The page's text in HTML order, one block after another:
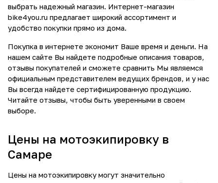
выбрать надежный магазин. Интернет-магазин
bike4you.ru предлагает широкий ассортимент и
удобство покупки прямо из дома.
Покупка в интернете экономит Ваше время и деньги. На
нашем сайте Вы найдете подробные описания товаров,
отзывы покупателей и сможете сравнить Мы являемся
официальным представителем ведущих брендов, и у нас
Вы всегда найдете сертифицированную продукцию.
Читайте отзывы, чтобы быть уверенными в своем
выборе.
Цены на мотоэкипировку в
Самаре
Цены на мотоэкипировку могут значительно